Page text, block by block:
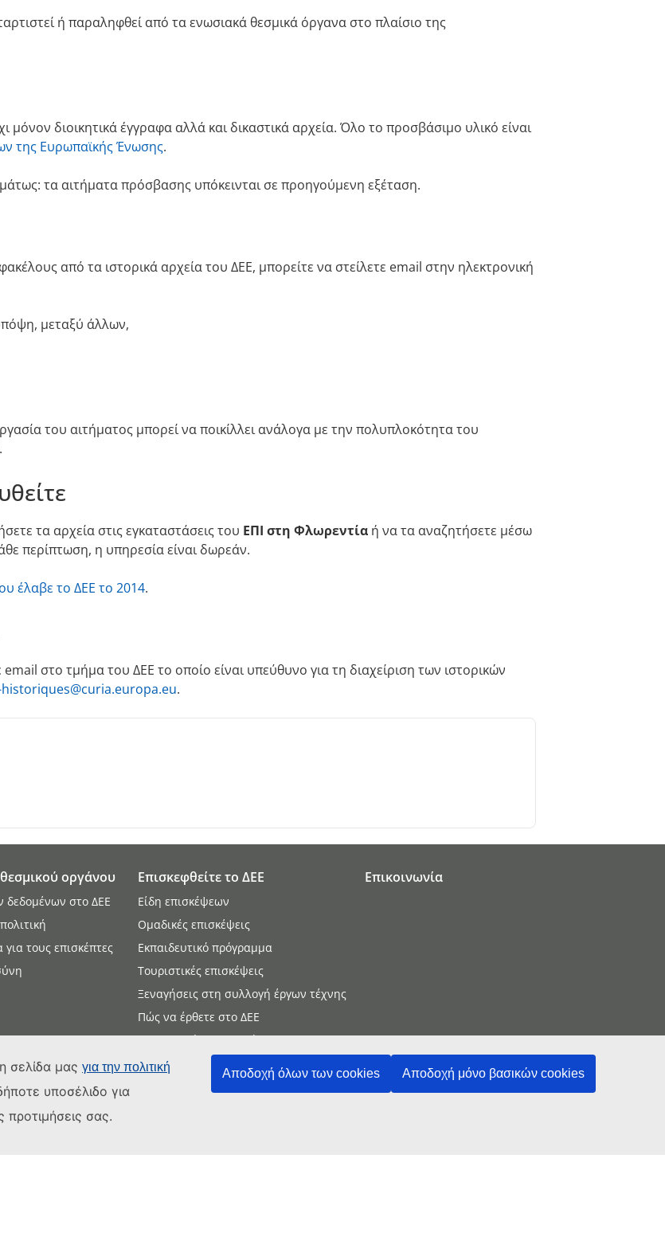
σελίδα μας για την πολιτική
υποσέλιδο για
προτιμήσεις σας.
Αποδοχή όλων των cookies Αποδοχή μόνο βασικών cookies
ή παραληφθεί από τα ενωσιακά θεσμικά όργανα στο πλαίσιο της
διοικητικά έγγραφα αλλά και δικαστικά αρχεία. Όλο το προσβάσιμο υλικό είναι
της Ευρωπαϊκής Ένωσης.
τα αιτήματα πρόσβασης υπόκεινται σε προηγούμενη εξέταση.
από τα ιστορικά αρχεία του ΔΕΕ, μπορείτε να στείλετε email στην ηλεκτρονική
μεταξύ άλλων,
του αιτήματος μπορεί να ποικίλλει ανάλογα με την πολυπλοκότητα του
τα αρχεία στις εγκαταστάσεις του ΕΠΙ στη Φλωρεντία ή να τα αναζητήσετε μέσω
περίπτωση, η υπηρεσία είναι δωρεάν.
έλαβε το ΔΕΕ το 2014.
στο τμήμα του ΔΕΕ το οποίο είναι υπεύθυνο για τη διαχείριση των ιστορικών
.
οργάνου
δεδομένων στο ΔΕΕ
τους επισκέπτες
Επισκεφθείτε το ΔEE
Είδη επισκέψεων
Ομαδικές επισκέψεις
Εκπαιδευτικό πρόγραμμα
Τουριστικές επισκέψεις
Ξεναγήσεις στη συλλογή έργων τέχνης
Πώς να έρθετε στο ΔΕΕ
Παρακολούθηση δημόσιων
συνεδριάσεων
Επικοινωνία